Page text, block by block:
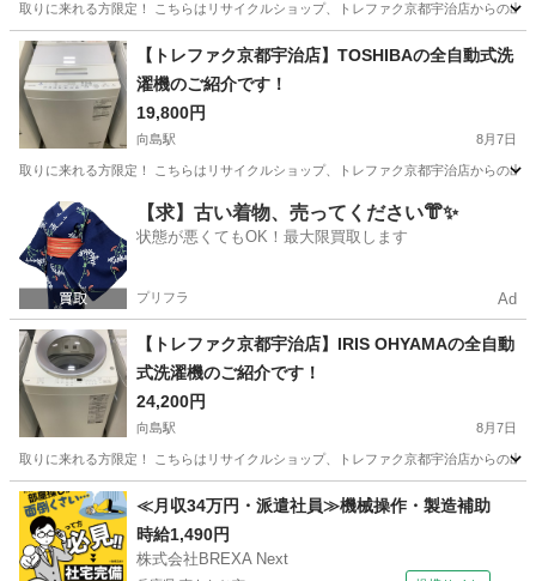
取りに来れる方限定！ こちらはリサイクルショップ、トレファク京都宇治店からの出
京都 京都市 向島駅 生活家電 YAMADA
【トレファク京都宇治店】TOSHIBAの全自動式洗
濯機のご紹介です！
19,800円
向島駅 8月7日
取りに来れる方限定！ こちらはリサイクルショップ、トレファク京都宇治店からの
京都 京都市 向島駅 生活家電 トレファク
【求】古い着物、売ってください👘✨
状態が悪くてもOK！最大限買取します
プリフラ Ad
【トレファク京都宇治店】IRIS OHYAMAの全自動
式洗濯機のご紹介です！
24,200円
向島駅 8月7日
取りに来れる方限定！ こちらはリサイクルショップ、トレファク京都宇治店からの出
京都 京都市 向島駅 生活家電 IRIS
≪月収34万円・派遣社員≫機械操作・製造補助
時給1,490円
株式会社BREXA Next